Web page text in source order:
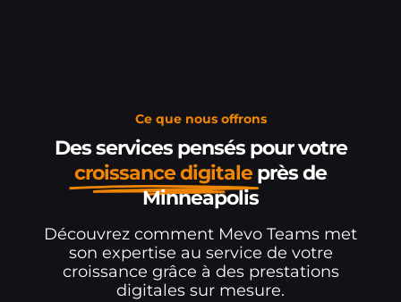
Ce que nous offrons
Des services pensés pour votre
croissance digitale près de
Minneapolis
Découvrez comment Mevo Teams met
son expertise au service de votre
croissance grâce à des prestations
digitales sur mesure.